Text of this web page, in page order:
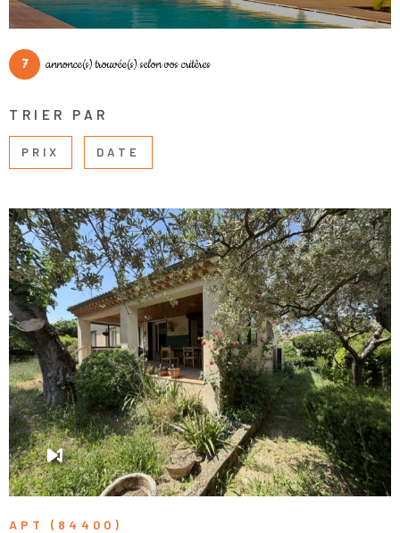
7 annonce(s) trouvée(s) selon vos critères
TRIER PAR
PRIX DATE
APT (84400)
VOIR LE BIEN